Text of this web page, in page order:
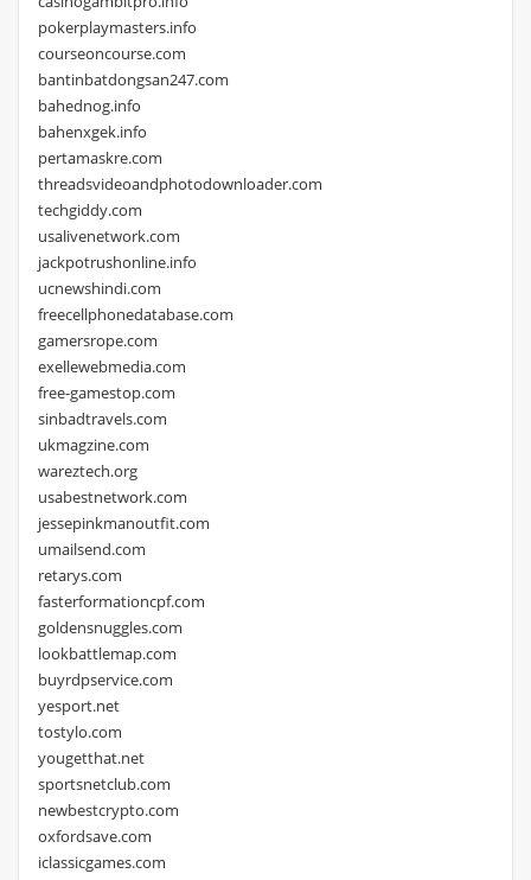
pokerplaymasters.info
courseoncourse.com
bantinbatdongsan247.com
bahednog.info
bahenxgek.info
pertamaskre.com
threadsvideoandphotodownloader.com
techgiddy.com
usalivenetwork.com
jackpotrushonline.info
ucnewshindi.com
freecellphonedatabase.com
gamersrope.com
exellewebmedia.com
free-gamestop.com
sinbadtravels.com
ukmagzine.com
wareztech.org
usabestnetwork.com
jessepinkmanoutfit.com
umailsend.com
retarys.com
fasterformationcpf.com
goldensnuggles.com
lookbattlemap.com
buyrdpservice.com
yesport.net
tostylo.com
yougetthat.net
sportsnetclub.com
newbestcrypto.com
oxfordsave.com
iclassicgames.com